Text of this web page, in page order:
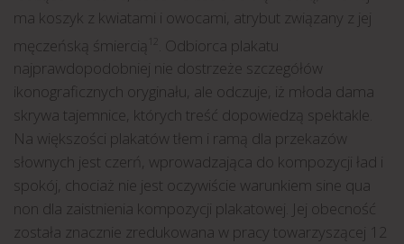
ma koszyk z kwiatami i owocami, atrybut związany z jej
męczeńską śmiercią
. Odbiorca plakatu
najprawdopodobniej nie dostrzeże szczegółów
ikonograficznych oryginału, ale odczuje, iż młoda dama
skrywa tajemnice, których treść dopowiedzą spektakle.
Na większości plakatów tłem i ramą dla przekazów
słownych jest czerń, wprowadzająca do kompozycji ład i
spokój, chociaż nie jest oczywiście warunkiem sine qua
non dla zaistnienia kompozycji plakatowej. Jej obecność
została znacznie zredukowana w pracy towarzyszącej 12